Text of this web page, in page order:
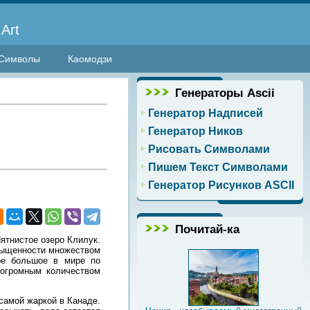
Каомодзи
озеро Клилук.
множеством
большое в мире по
количеством
жаркой в Канаде.
Генераторы Ascii
Генератор Надписей
Генератор Ников
Рисовать Символами
Пишем Текст Символами
Генератор Рисунков ASCII
Почитай-ка